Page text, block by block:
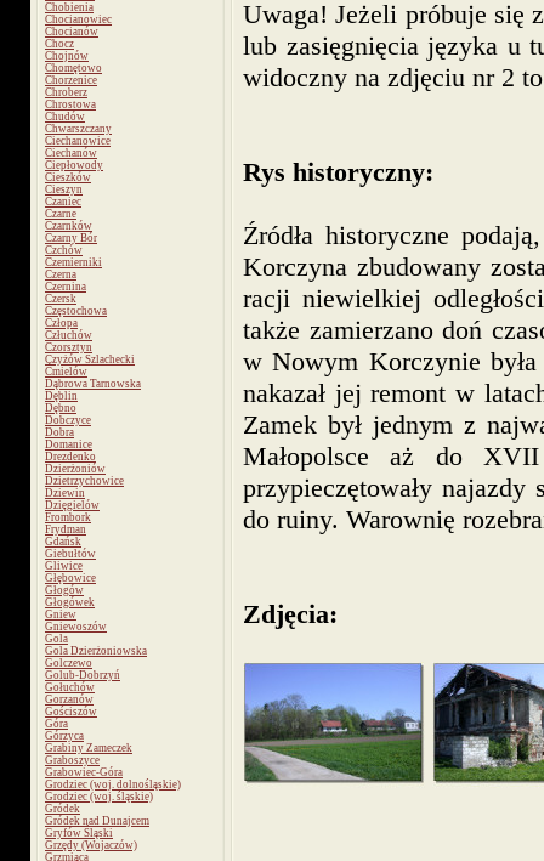
Chobienia
Chocianowiec
Chocianów
Chocz
Chojnów
Chomętowo
Chorzenice
Chroberz
Chrostowa
Chudów
Chwarszczany
Ciechanowice
Ciechanów
Ciepłowody
Cieszków
Cieszyn
Czaniec
Czarne
Czarnków
Czarny Bór
Czchów
Czemierniki
Czerna
Czernina
Czersk
Częstochowa
Człopa
Człuchów
Czorsztyn
Czyżów Szlachecki
Ćmielów
Dąbrowa Tarnowska
Dęblin
Dębno
Dobczyce
Dobra
Domanice
Drezdenko
Dzierżoniów
Dzietrzychowice
Dziewin
Dzięgielów
Frombork
Frydman
Gdańsk
Giebułtów
Gliwice
Głębowice
Głogów
Głogówek
Gniew
Gniewoszów
Gola
Gola Dzierżoniowska
Golczewo
Golub-Dobrzyń
Gołuchów
Gorzanów
Gościszów
Góra
Górzyca
Grabiny Zameczek
Graboszyce
Grabowiec-Góra
Grodziec (woj. dolnośląskie)
Grodziec (woj. śląskie)
Gródek
Gródek nad Dunajcem
Gryfów Śląski
Grzędy (Wojaczów)
Grzmiąca
Uwaga! Jeżeli próbuje się
lub zasięgnięcia języka u
widoczny na zdjęciu nr 2
Rys historyczny:
Źródła historyczne
Korczyna zbudowany
racji niewielkiej
także zamierzano doń
w Nowym Korczynie była
nakazał jej remont w
Zamek był jednym z
Małopolsce aż do
przypieczętowały
do ruiny. Warownię
Zdjęcia: